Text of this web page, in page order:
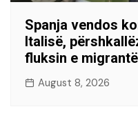
Spanja vendos
Italisë,
fluksin e
August 8, 2026